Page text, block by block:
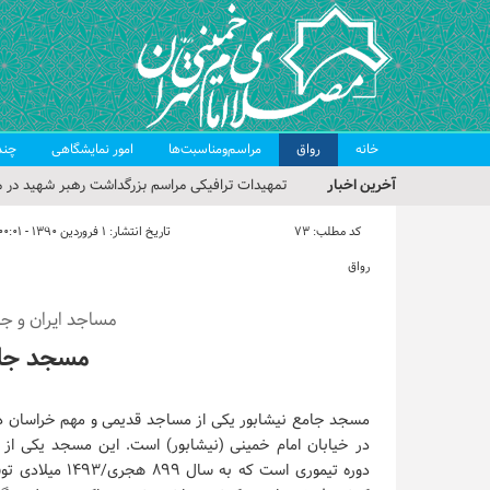
خانه رواق مراسم‌ومناسبت‌ها امور نمایشگاهی
آخرین اخبار
تمهیدات ترافیکی مراسم بزرگداشت رهبر شهید در
حجت‌الاسلام حاج علی‌اکبری؛ خطیب این هفته
کد مطلب: 73 تاریخ انتشار: ۱ فروردین ۱۳۹۰ - ۰۰:۰۱
رواق
مساجد ایران و
مسجد
مسجد جامع نیشابور یکی از مساجد قدیمی و مهم خراسان
در خیابان امام خمینی (نیشابور) است. این مسجد یکی از
دوره تیموری است که به